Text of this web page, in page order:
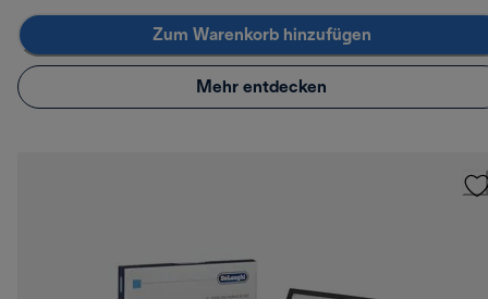
Zum Warenkorb hinzufügen
Mehr entdecken